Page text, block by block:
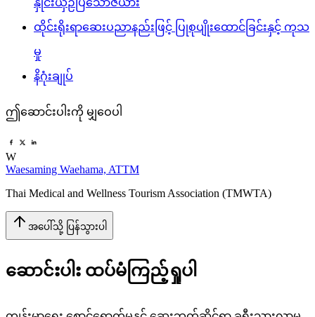
နှိုင်းယှဉ်ပြသောဇယား
ထိုင်းရိုးရာဆေးပညာနည်းဖြင့် ပြုစုပျိုးထောင်ခြင်းနှင့် ကုသ
မှု
နိဂုံးချုပ်
ဤဆောင်းပါးကို မျှဝေပါ
W
Waesaming Waehama, ATTM
Thai Medical and Wellness Tourism Association (TMWTA)
အပေါ်သို့ ပြန်သွားပါ
ဆောင်းပါး ထပ်မံကြည့်ရှုပါ